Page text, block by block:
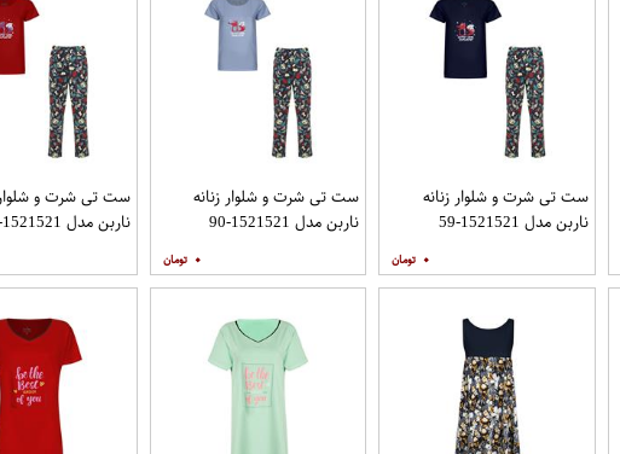
ست تی شرت و شلوار زنانه
ناربن مدل 1521521-59
۰
ست تی شرت و شلوار زنانه
ناربن مدل 1521521-90
۰
ست تی شرت و شلوار
ناربن مدل 1521521-72